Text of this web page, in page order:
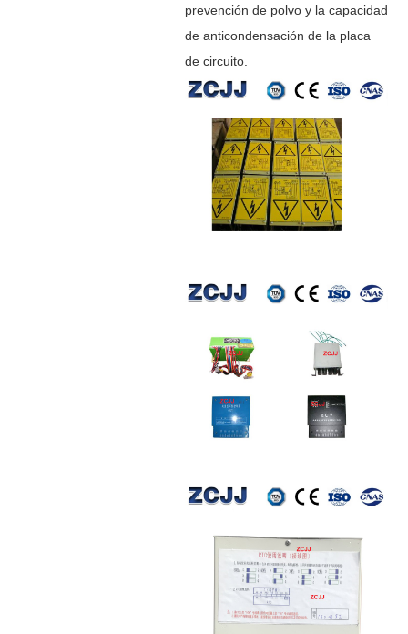
prevención de polvo y la capacidad
de anticondensación de la placa
de circuito.